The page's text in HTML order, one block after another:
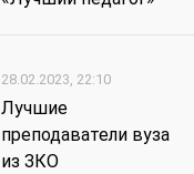
28.02.2023, 22:10
Лучшие
преподаватели вуза
из ЗКО